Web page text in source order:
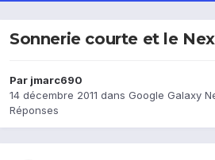
Sonnerie courte et le
Par jmarc690
14 décembre 2011 dans Google Galaxy
Réponses